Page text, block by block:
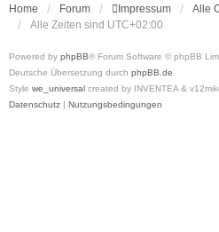
Home Forum Impressum
Alle
Alle Zeiten sind UTC+02:00
Powered by phpBB® Forum Software © phpBB
Deutsche Übersetzung durch phpBB.de
Style we_universal created by INVENTEA &
Datenschutz | Nutzungsbedingungen